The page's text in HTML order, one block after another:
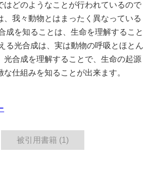
はどのようなことが行われているので
我々動物とはまったく異なっている
成を知ることは、生命を理解すること
る光合成は、実は動物の呼吸とほとん
光合成を理解することで、生命の起源
な仕組みを知ることが出来ます。
被引用書籍 (1)